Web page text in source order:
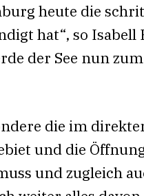
heute die
hat“, so
der See nun
die im
und die
und zugleich